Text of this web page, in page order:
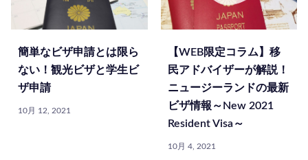
簡単なビザ申請とは限ら
ない！観光ビザと学生ビ
ザ申請
10月 12, 2021
【WEB限定コラム】移
民アドバイザーが解説！
ニュージーランドの最新
ビザ情報～New 2021
Resident Visa～
10月 4, 2021